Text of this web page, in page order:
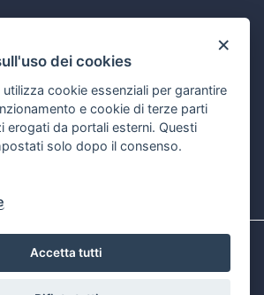
2020
Note legali
×
dei cookies
cookie essenziali per garantire
e cookie di terze parti
erogati da portali esterni. Questi
solo dopo il consenso.
Accetta tutti